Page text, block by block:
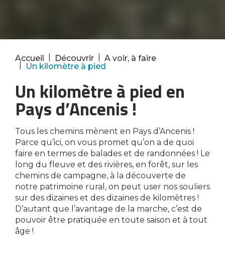
Accueil Découvrir A voir, à faire
Un kilomètre à pied
Un kilomètre à pied en
Pays d’Ancenis !
Tous les chemins mènent en Pays d’Ancenis !
Parce qu’ici, on vous promet qu’on a de quoi
faire en termes de balades et de randonnées ! Le
long du fleuve et des rivières, en forêt, sur les
chemins de campagne, à la découverte de
notre patrimoine rural, on peut user nos souliers
sur des dizaines et des dizaines de kilomètres !
D’autant que l’avantage de la marche, c’est de
pouvoir être pratiquée en toute saison et à tout
âge !